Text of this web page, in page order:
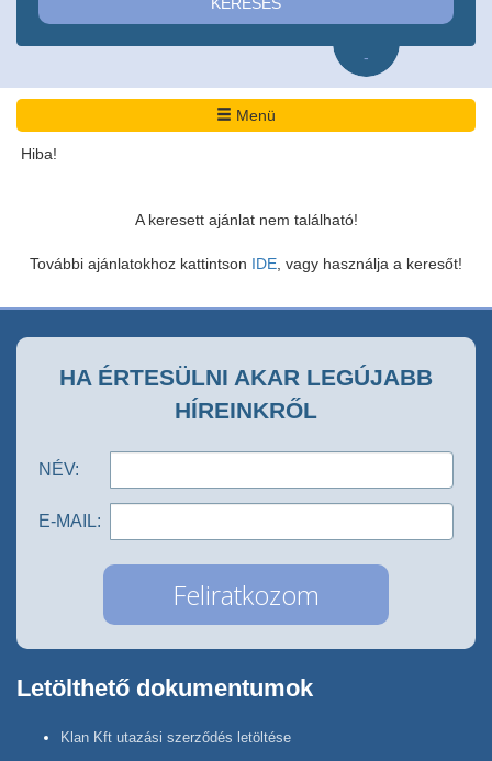
-
Menü
Hiba!
A keresett ajánlat nem található!
További ajánlatokhoz kattintson IDE , vagy használja a keresőt!
HA ÉRTESÜLNI AKAR LEGÚJABB
HÍREINKRŐL
NÉV:
E-MAIL:
Letölthető dokumentumok
Klan Kft utazási szerződés letöltése